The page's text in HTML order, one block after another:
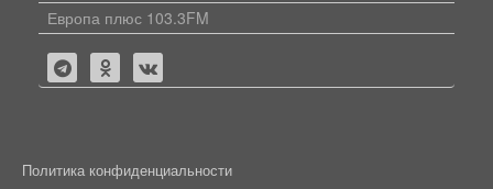
Европа плюс 103.3FM
Политика конфиденциальности